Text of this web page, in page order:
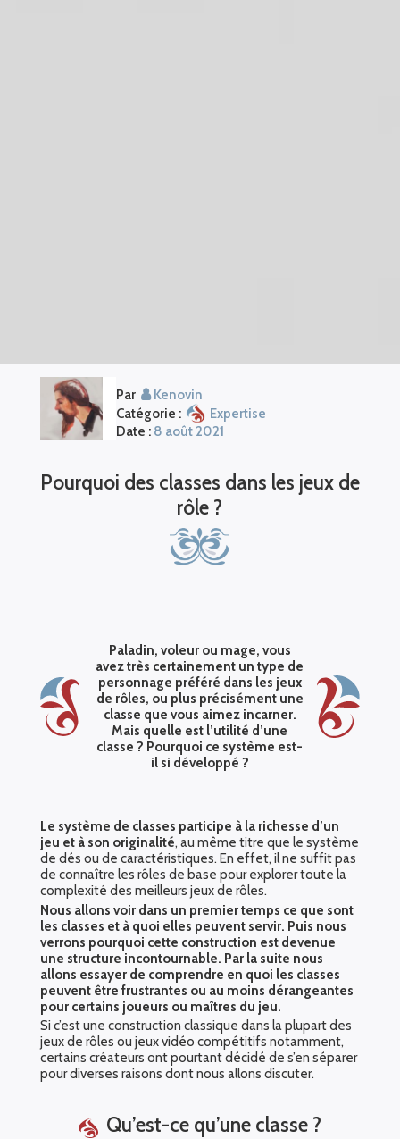
Par
Kenovin
Catégorie :
Expertise
Date : 8 août 2021
Pourquoi des classes dans les jeux de
rôle ?
Paladin, voleur ou mage, vous
avez très certainement un type de
personnage préféré dans les jeux
de rôles, ou plus précisément une
classe que vous aimez incarner.
Mais quelle est l’utilité d’une
classe ? Pourquoi ce système est-
il si développé ?
Le système de classes participe à la richesse d’un
jeu et à son originalité, au même titre que le système
de dés ou de caractéristiques. En effet, il ne suffit pas
de connaître les rôles de base pour explorer toute la
complexité des meilleurs jeux de rôles.
Nous allons voir dans un premier temps ce que sont
les classes et à quoi elles peuvent servir. Puis nous
verrons pourquoi cette construction est devenue
une structure incontournable. Par la suite nous
allons essayer de comprendre en quoi les classes
peuvent être frustrantes ou au moins dérangeantes
pour certains joueurs ou maîtres du jeu.
Si c’est une construction classique dans la plupart des
jeux de rôles ou jeux vidéo compétitifs notamment,
certains créateurs ont pourtant décidé de s’en séparer
pour diverses raisons dont nous allons discuter.
Qu’est-ce qu’une classe ?